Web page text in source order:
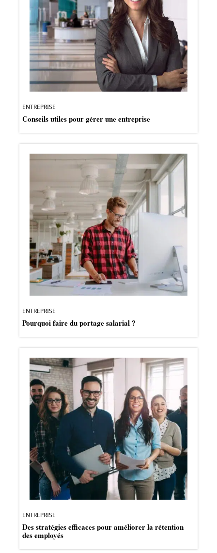
ENTREPRISE
Conseils utiles pour gérer une entreprise
ENTREPRISE
Pourquoi faire du portage salarial ?
ENTREPRISE
Des stratégies efficaces pour améliorer la rétention
des employés